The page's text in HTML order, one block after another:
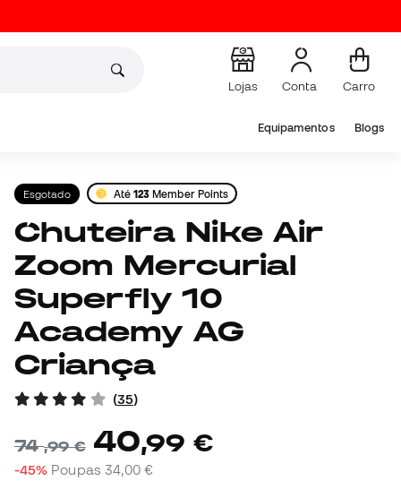
Lojas Conta Carro
Equipamentos Blogs
Esgotado Até 123 Member Points
Chuteira Nike Air
Zoom Mercurial
Superfly 10
Academy AG
Criança
(35)
74,99 € 40,99 €
-45% Poupas 34,00 €